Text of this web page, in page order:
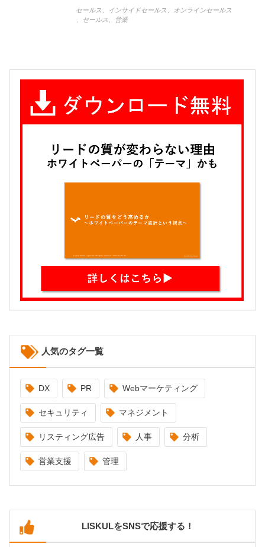
セールス インサイドセールス
オンラインセールス
セールス 営業
人気のタグ一覧
DX PR Webマーケティング
セキュリティ マネジメント
リスティング広告 人事 分析
営業支援 管理
LISKULをSNSで応援する！